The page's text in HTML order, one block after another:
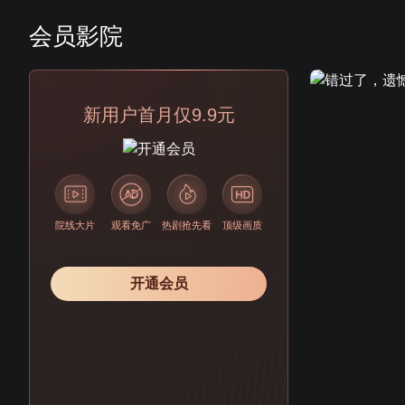
会员影院
新用户首月仅9.9元
院线大片 观看免广 热剧抢先看 顶级画质
开通会员
会员